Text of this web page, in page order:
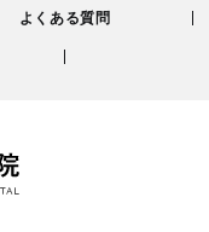
よくある質問